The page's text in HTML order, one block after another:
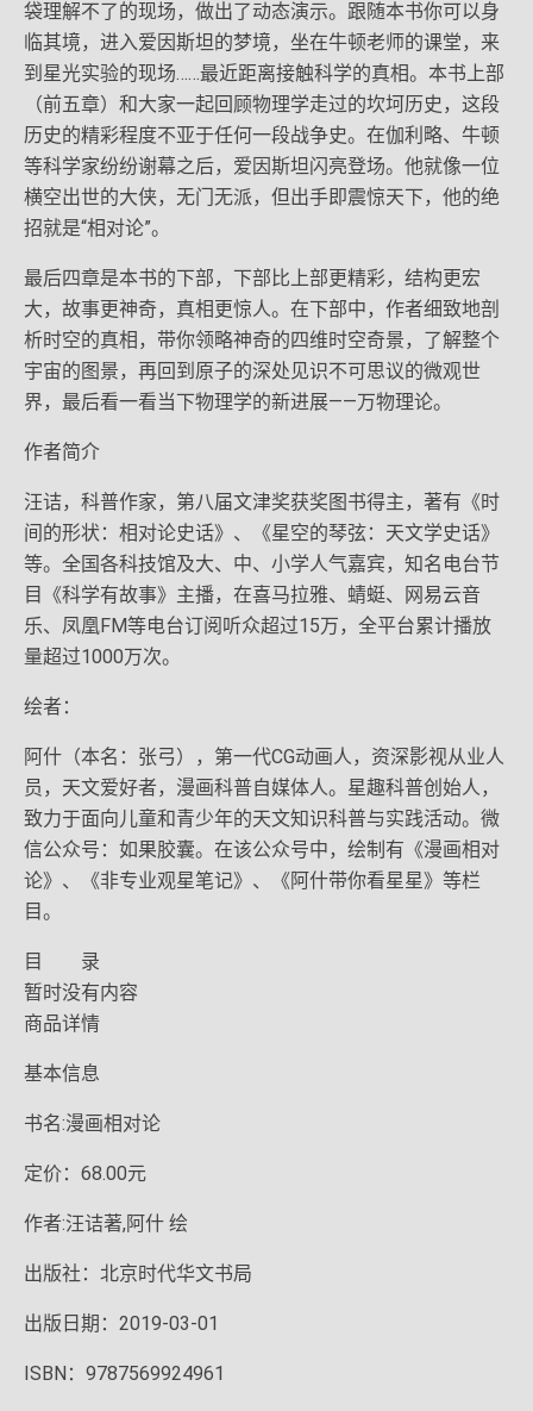
袋理解不了的现场，做出了动态演示。跟随本书你可以身
临其境，进入爱因斯坦的梦境，坐在牛顿老师的课堂，来
到星光实验的现场……最近距离接触科学的真相。本书上部
（前五章）和大家一起回顾物理学走过的坎坷历史，这段
历史的精彩程度不亚于任何一段战争史。在伽利略、牛顿
等科学家纷纷谢幕之后，爱因斯坦闪亮登场。他就像一位
横空出世的大侠，无门无派，但出手即震惊天下，他的绝
招就是“相对论”。
最后四章是本书的下部，下部比上部更精彩，结构更宏
大，故事更神奇，真相更惊人。在下部中，作者细致地剖
析时空的真相，带你领略神奇的四维时空奇景，了解整个
宇宙的图景，再回到原子的深处见识不可思议的微观世
界，最后看一看当下物理学的新进展——万物理论。
作者简介
汪诘，科普作家，第八届文津奖获奖图书得主，著有《时
间的形状：相对论史话》、《星空的琴弦：天文学史话》
等。全国各科技馆及大、中、小学人气嘉宾，知名电台节
目《科学有故事》主播，在喜马拉雅、蜻蜓、网易云音
乐、凤凰FM等电台订阅听众超过15万，全平台累计播放
量超过1000万次。
绘者：
阿什（本名：张弓），第一代CG动画人，资深影视从业人
员，天文爱好者，漫画科普自媒体人。星趣科普创始人，
致力于面向儿童和青少年的天文知识科普与实践活动。微
信公众号：如果胶囊。在该公众号中，绘制有《漫画相对
论》、《非专业观星笔记》、《阿什带你看星星》等栏
目。
目 录
暂时没有内容
商品详情
基本信息
书名:漫画相对论
定价：68.00元
作者:汪诘著,阿什 绘
出版社：北京时代华文书局
出版日期：2019-03-01
ISBN：9787569924961